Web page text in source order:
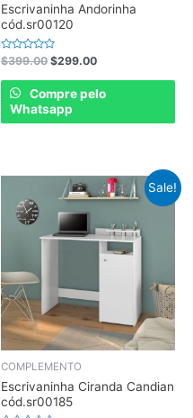
Escrivaninha Andorinha
cód.sr00120
Rated
0
out
$399.00 $299.00
Compre pelo
Whatsapp
Sale!
COMPLEMENTO
Escrivaninha Ciranda Candian
cód.sr00185